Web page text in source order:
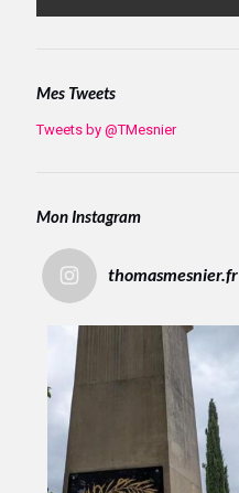
Mes Tweets
Tweets by @TMesnier
Mon Instagram
thomasmesnier.fr